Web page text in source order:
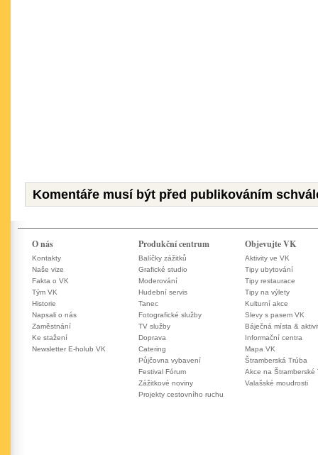
Komentáře musí být před publikováním
O nás
Kontakty
Naše vize
Fakta o VK
Tým VK
Historie
Napsali o nás
Zaměstnání
Ke stažení
Newsletter E-holub VK
Produkční centrum
Balíčky zážitků
Grafické studio
Moderování
Hudební servis
Tanec
Fotografické služby
TV služby
Doprava
Catering
Půjčovna vybavení
Festival Fórum
Zážitkové noviny
Projekty cestovního ruchu
Objevujte VK
Aktivity ve VK
Tipy ubytování
Tipy restaurace
Tipy na výlety
Kulturní akce
Slevy s pasem VK
Báječná místa &
Informační centra
Mapa VK
Štramberská Trúba
Akce na Štramberské
Valašské moudrosti